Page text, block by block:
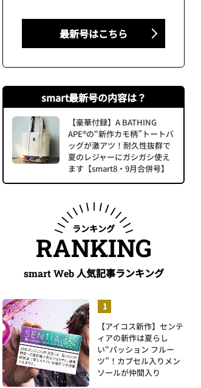
最新号はこちら
smart最新号の内容は？
【豪華付録】A BATHING
APE®の“新作カモ柄”トートバ
ッグが激アツ！耐久性抜群で
夏のレジャーにガシガシ使え
ます【smart8・9月合併号】
ランキング
RANKING
smart Web人気記事ランキング
【アイコス新作】センテ
ィアの新作は夏らし
い“パッション フルー
ツ”！カプセル入りメン
ソールが仲間入り